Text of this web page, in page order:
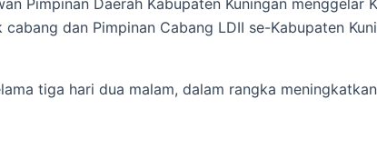
Pimpinan Daerah Kabupaten Kuningan
dan Pimpinan Cabang LDII se-Kabupaten
tiga hari dua malam, dalam rangka